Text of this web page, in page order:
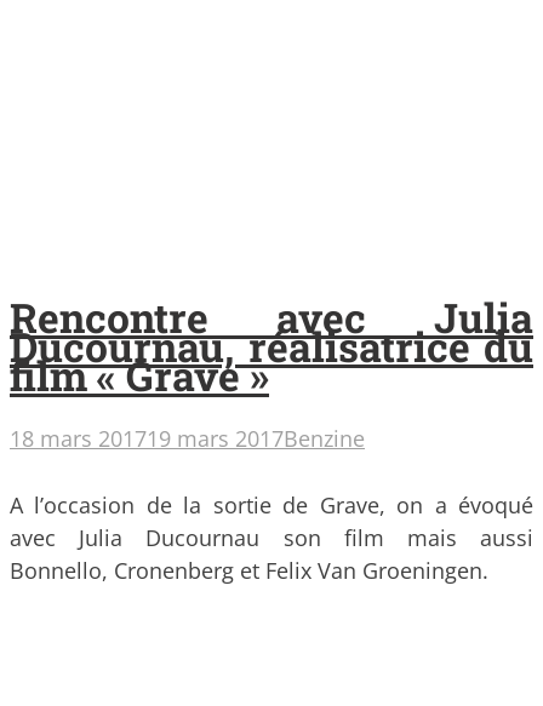
Rencontre avec Julia
Ducournau, réalisatrice du
film « Grave »
18 mars 201719 mars 2017Benzine
A l’occasion de la sortie de Grave, on a évoqué
avec Julia Ducournau son film mais aussi
Bonnello, Cronenberg et Felix Van Groeningen.